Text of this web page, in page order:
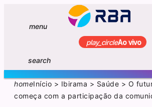
menu
play_circleAo vivo
search
homeInício > Ibirama > Saúde > O
começa com a participação da